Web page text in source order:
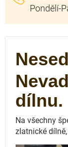
dílnu.
Na všechny
zlatnické